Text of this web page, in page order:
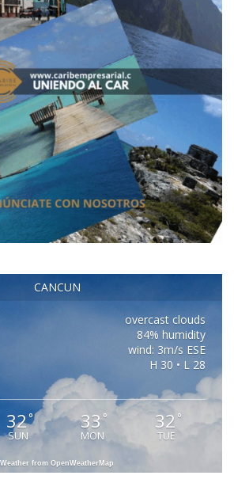
CANCUN
overcast clouds
84% humidity
wind: 3m/s ESE
H 30 • L 28
32°
SUN
33 °
MON
32 °
TUE
Weather from OpenWeatherMap